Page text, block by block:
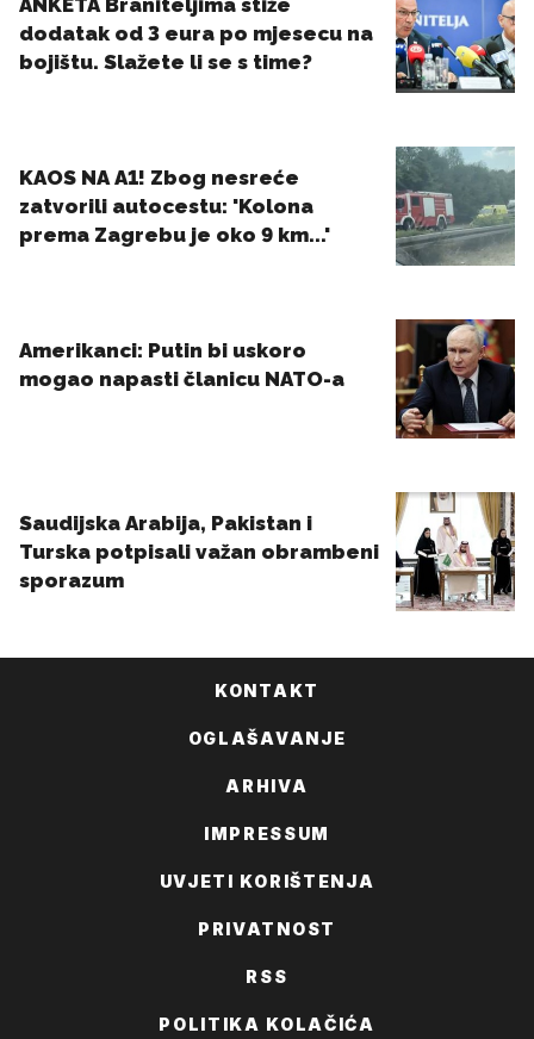
KONTAKT
OGLAŠAVANJE
ARHIVA
IMPRESSUM
UVJETI KORIŠTENJA
PRIVATNOST
RSS
POLITIKA KOLAČIĆA